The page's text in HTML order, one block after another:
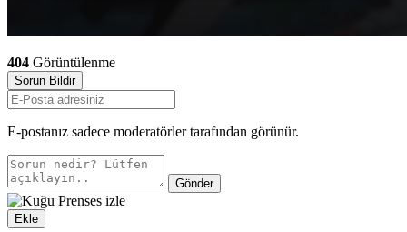
404 Görüntülenme
Sorun Bildir
E-postanız sadece moderatörler tarafından görünür.
Gönder
Ekle